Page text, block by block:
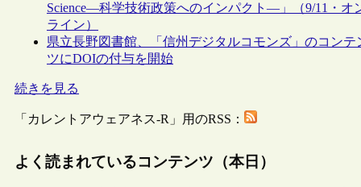
Science―科学技術政策へのインパクト―」（9/11・オ
ライン）
県立長野図書館、「信州デジタルコモンズ」のコンテ
ツにDOIの付与を開始
続きを見る
「カレントアウェアネス-R」用のRSS：
よく読まれているコンテンツ（本日）